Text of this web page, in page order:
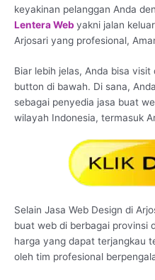
keyakinan pelanggan Anda
Lentera Web yakni jalan
Arjosari yang profesional,
Biar lebih jelas, Anda bisa
button di bawah. Di sana,
sebagai penyedia jasa buat
wilayah Indonesia, termasuk
Selain Jasa Web Design di
buat web di berbagai provinsi
harga yang dapat terjangkau
oleh tim profesional